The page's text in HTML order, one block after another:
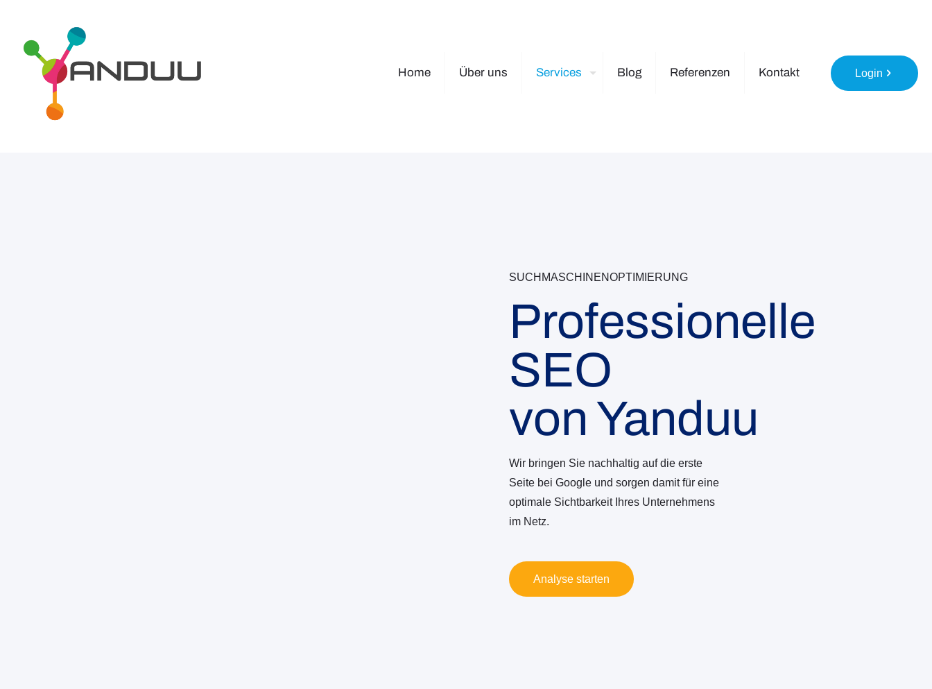
Home Über uns Services Blog Referenzen Kontakt Login
SUCHMASCHINENOPTIMIERUNG
Professionelle
SEO
von Yanduu
Wir bringen Sie nachhaltig auf die erste
Seite bei Google und sorgen damit für eine
optimale Sichtbarkeit Ihres Unternehmens
im Netz.
Analyse starten